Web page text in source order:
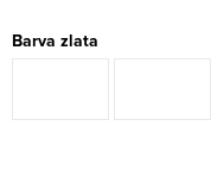
Barva zlata